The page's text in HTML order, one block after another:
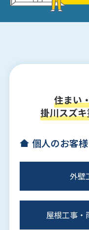
住まい
掛川スズ
個人のお客様
外壁
屋根工事・